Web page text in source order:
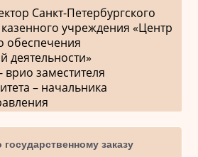
Санкт-Петербургского
учреждения «Центр
обеспечения
деятельности»
- врио заместителя
– начальника
государственному заказу